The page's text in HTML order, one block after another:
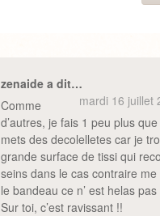
zenaide a dit…
mardi 16 juillet
Comme
d’autres, je fais 1 peu plus
mets des decolelletes car je
grande surface de tissi qui
seins dans le cas contraire
le bandeau ce n’ est helas
Sur toi, c’est ravissant !!